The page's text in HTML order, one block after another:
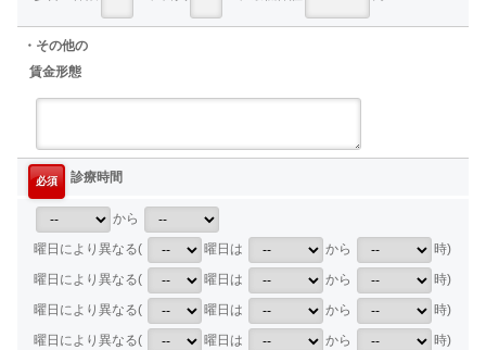
・その他の
賃金形態
必須 診療時間
から
曜日により異なる(
曜日は から
時)
曜日により異なる(
曜日は から
時)
曜日により異なる(
曜日は から
時)
曜日により異なる(
曜日は から
時)